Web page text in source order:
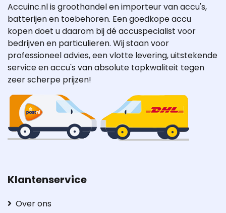
Accuinc.nl is groothandel en importeur van accu's,
batterijen en toebehoren. Een goedkope accu
kopen doet u daarom bij dé accuspecialist voor
bedrijven en particulieren. Wij staan voor
professioneel advies, een vlotte levering, uitstekende
service en accu's van absolute topkwaliteit tegen
zeer scherpe prijzen!
Klantenservice
Over ons